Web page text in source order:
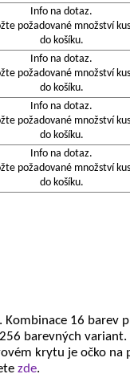
Info na dotaz.
požadované množství
do košíku.
Info na dotaz.
požadované množství
do košíku.
Info na dotaz.
požadované množství
do košíku.
Info na dotaz.
požadované množství
do košíku.
Kombinace 16 barev
barevných variant.
krytu je očko na
zde.